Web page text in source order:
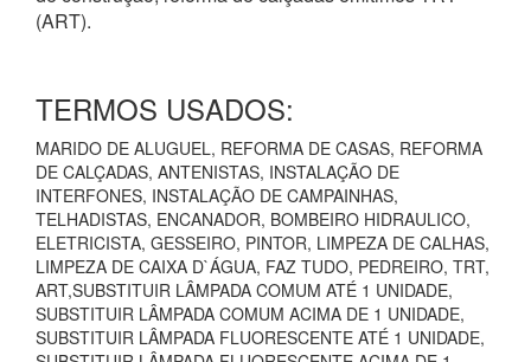
(ART).
TERMOS USADOS:
MARIDO DE ALUGUEL, REFORMA DE CASAS, REFORMA
DE CALÇADAS, ANTENISTAS, INSTALAÇÃO DE
INTERFONES, INSTALAÇÃO DE CAMPAINHAS,
TELHADISTAS, ENCANADOR, BOMBEIRO HIDRAULICO,
ELETRICISTA, GESSEIRO, PINTOR, LIMPEZA DE CALHAS,
LIMPEZA DE CAIXA D`ÁGUA, FAZ TUDO, PEDREIRO, TRT,
ART,SUBSTITUIR LÂMPADA COMUM ATÉ 1 UNIDADE,
SUBSTITUIR LÂMPADA COMUM ACIMA DE 1 UNIDADE,
SUBSTITUIR LÂMPADA FLUORESCENTE ATÉ 1 UNIDADE,